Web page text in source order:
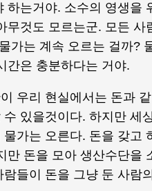
하는거야. 소수의 영생을
무것도 모르는군. 모든
가는 계속 오르는 걸까?
간은 충분하다는 거야.
우리 현실에서는 돈과
있을것이다. 하지만 세
물가는 오른다. 돈을 갖고
만 돈을 모아 생산수단을
람들이 돈을 그냥 둔 사람